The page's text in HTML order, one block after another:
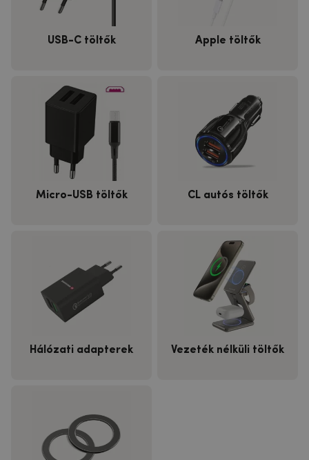
USB-C töltők Apple töltők
Micro-USB töltők CL autós töltők
Hálózati adapterek Vezeték nélküli töltők